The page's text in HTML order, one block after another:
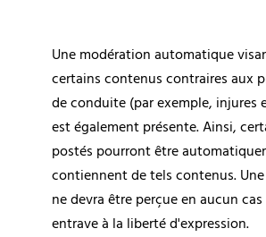
Une modération automatique
certains contenus contraires aux
de conduite (par exemple, injures
est également présente. Ainsi,
postés pourront être
contiennent de tels contenus.
ne devra être perçue en aucun
entrave à la liberté d'expression.